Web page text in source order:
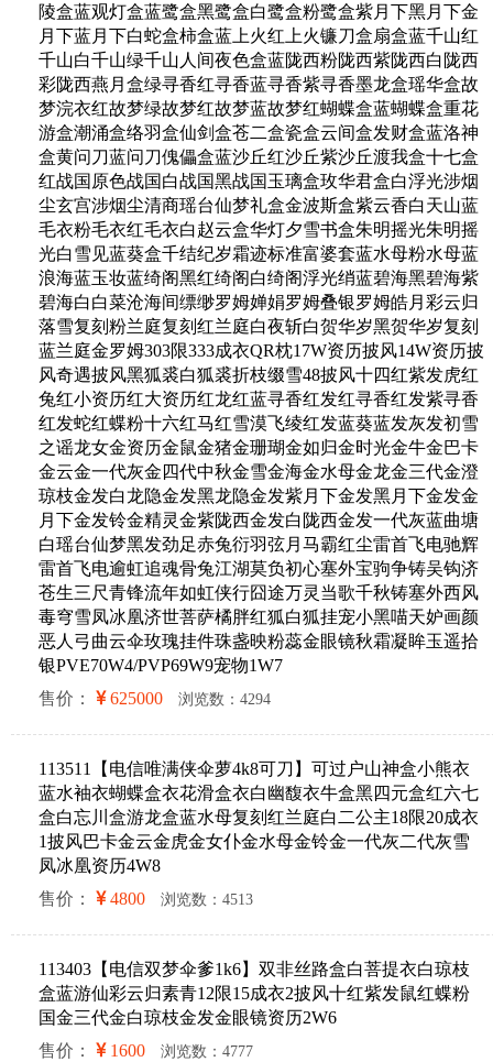
陵盒蓝观灯盒蓝鹭盒黑鹭盒白鹭盒粉鹭盒紫月下黑月下金
月下蓝月下白蛇盒柿盒蓝上火红上火镰刀盒扇盒蓝千山红
千山白千山绿千山人间夜色盒蓝陇西粉陇西紫陇西白陇西
彩陇西燕月盒绿寻香红寻香蓝寻香紫寻香墨龙盒瑶华盒故
梦浣衣红故梦绿故梦红故梦蓝故梦红蝴蝶盒蓝蝴蝶盒重花
游盒潮涌盒络羽盒仙剑盒苍二盒瓷盒云间盒发财盒蓝洛神
盒黄问刀蓝问刀傀儡盒蓝沙丘红沙丘紫沙丘渡我盒十七盒
红战国原色战国白战国黑战国玉璃盒玫华君盒白浮光涉烟
尘玄宫涉烟尘清商瑶台仙梦礼盒金波斯盒紫云香白天山蓝
毛衣粉毛衣红毛衣白赵云盒华灯夕雪书盒朱明摇光朱明摇
光白雪见蓝葵盒千结纪岁霜迹标准富婆套蓝水母粉水母蓝
浪海蓝玉妆蓝绮阁黑红绮阁白绮阁浮光绡蓝碧海黑碧海紫
碧海白白菜沧海间缥缈罗姆婵娟罗姆叠银罗姆皓月彩云归
落雪复刻粉兰庭复刻红兰庭白夜斩白贺华岁黑贺华岁复刻
蓝兰庭金罗姆303限333成衣QR枕17W资历披风14W资历披
风奇遇披风黑狐裘白狐裘折枝缀雪48披风十四红紫发虎红
兔红小资历红大资历红龙红蓝寻香红发红寻香红发紫寻香
红发蛇红蝶粉十六红马红雪漠飞绫红发蓝葵蓝发灰发初雪
之谣龙女金资历金鼠金猪金珊瑚金如归金时光金牛金巴卡
金云金一代灰金四代中秋金雪金海金水母金龙金三代金澄
琼枝金发白龙隐金发黑龙隐金发紫月下金发黑月下金发金
月下金发铃金精灵金紫陇西金发白陇西金发一代灰蓝曲塘
白瑶台仙梦黑发劲足赤兔衍羽弦月马霸红尘雷首飞电驰辉
雷首飞电逾虹追魂骨兔江湖莫负初心塞外宝驹争铸吴钩济
苍生三尺青锋流年如虹侠行囧途万灵当歌千秋铸塞外西风
毒穹雪凤冰凰济世菩萨橘胖红狐白狐挂宠小黑喵天妒画颜
恶人弓曲云伞玫瑰挂件珠盏映粉蕊金眼镜秋霜凝眸玉遥拾
银PVE70W4/PVP69W9宠物1W7
售价：
625000 浏览数：4294
113511【电信唯满侠伞萝4k8可刀】可过户山神盒小熊衣
蓝水袖衣蝴蝶盒衣花滑盒衣白幽馥衣牛盒黑四元盒红六七
盒白忘川盒游龙盒蓝水母复刻红兰庭白二公主18限20成衣
1披风巴卡金云金虎金女仆金水母金铃金一代灰二代灰雪
凤冰凰资历4W8
售价：
4800 浏览数：4513
113403【电信双梦伞爹1k6】双非丝路盒白菩提衣白琼枝
盒蓝游仙彩云归素青12限15成衣2披风十红紫发鼠红蝶粉
国金三代金白琼枝金发金眼镜资历2W6
售价：
1600 浏览数：4777